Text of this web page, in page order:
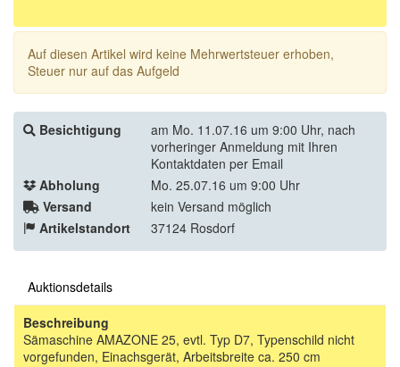
Auf diesen Artikel wird keine Mehrwertsteuer erhoben,
Steuer nur auf das Aufgeld
Besichtigung
am Mo. 11.07.16 um 9:00 Uhr, nach
vorheringer Anmeldung mit Ihren
Kontaktdaten per Email
Abholung
Mo. 25.07.16 um 9:00 Uhr
Versand
kein Versand möglich
Artikelstandort
37124 Rosdorf
Auktionsdetails
Beschreibung
Sämaschine AMAZONE 25, evtl. Typ D7, Typenschild nicht
vorgefunden, Einachsgerät, Arbeitsbreite ca. 250 cm